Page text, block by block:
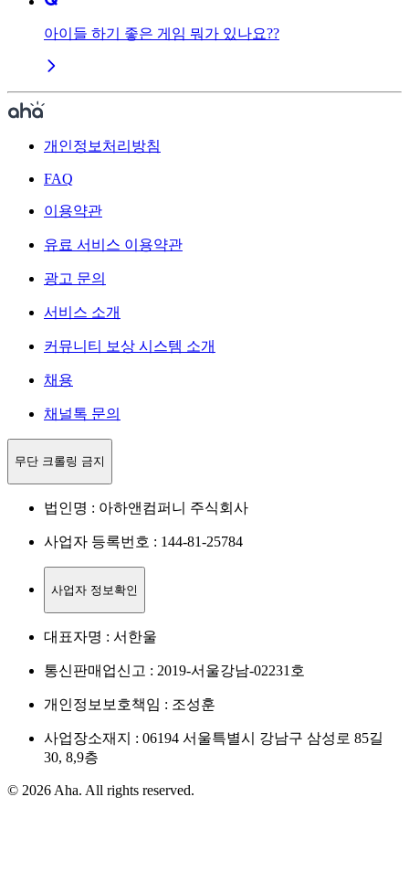
아이들 하기 좋은 게임 뭐가 있나요??
개인정보처리방침
FAQ
이용약관
유료 서비스 이용약관
광고 문의
서비스 소개
커뮤니티 보상 시스템 소개
채용
채널톡 문의
무단 크롤링 금지
법인명 : 아하앤컴퍼니 주식회사
사업자 등록번호 : 144-81-25784
사업자 정보확인
대표자명 : 서한울
통신판매업신고 : 2019-서울강남-02231호
개인정보보호책임 : 조성훈
사업장소재지 : 06194 서울특별시 강남구 삼성로 85길
30, 8,9층
© 2026 Aha. All rights reserved.